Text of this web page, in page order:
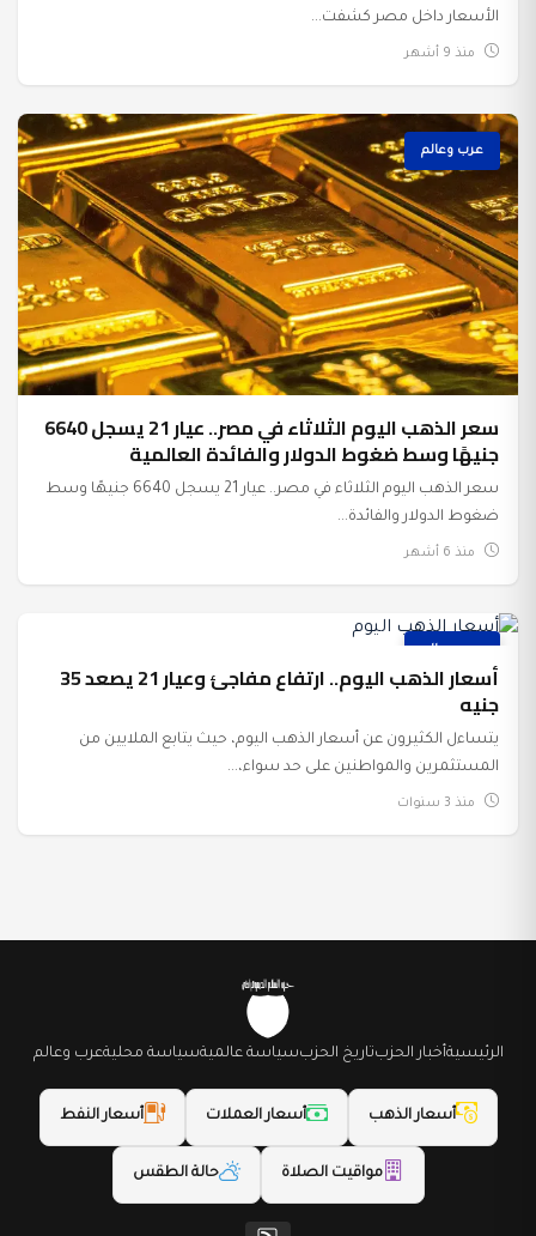
الأسعار داخل مصر كشفت...
منذ 9 أشهر
عرب وعالم
سعر الذهب اليوم الثلاثاء في مصر.. عيار 21 يسجل 6640
جنيهًا وسط ضغوط الدولار والفائدة العالمية
سعر الذهب اليوم الثلاثاء في مصر.. عيار 21 يسجل 6640 جنيهًا وسط
ضغوط الدولار والفائدة...
منذ 6 أشهر
عرب وعالم
أسعار الذهب اليوم.. ارتفاع مفاجئ وعيار 21 يصعد 35
جنيه
يتساءل الكثيرون عن أسعار الذهب اليوم، حيث يتابع الملايين من
المستثمرين والمواطنين على حد سواء،...
منذ 3 سنوات
الرئيسيةأخبار الحزبتاريخ الحزبسياسة عالميةسياسة محليةعرب وعالم
أسعار الذهب أسعار العملات أسعار النفط
مواقيت الصلاة حالة الطقس